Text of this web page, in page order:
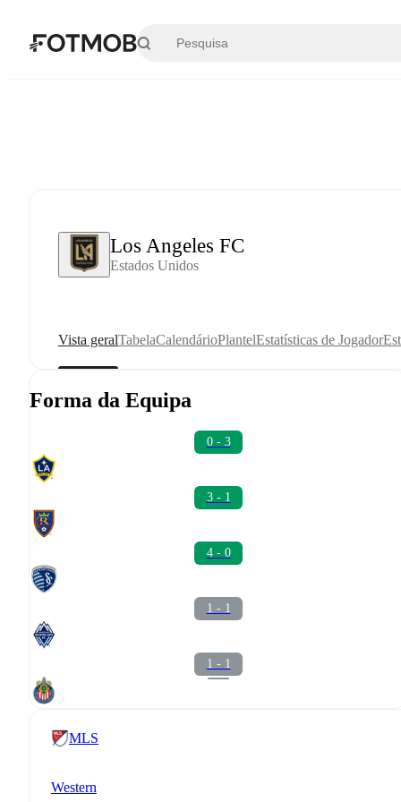
Los Angeles FC
Estados Unidos
Vista geralTabelaCalendárioPlantelEstatísticas de Jogador
Forma da Equipa
0 - 3
3 - 1
4 - 0
1 - 1
1 - 1
MLS
Western